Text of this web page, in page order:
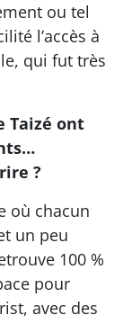
ou tel
l’accès à
qui fut très
Taizé ont
?
où chacun
un peu
100 %
pour
avec des